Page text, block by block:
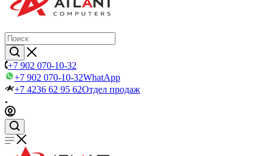
+7 902 070-10-32
+7 902 070-10-32WhatApp
+7 4236 62 95 62Отдел продаж